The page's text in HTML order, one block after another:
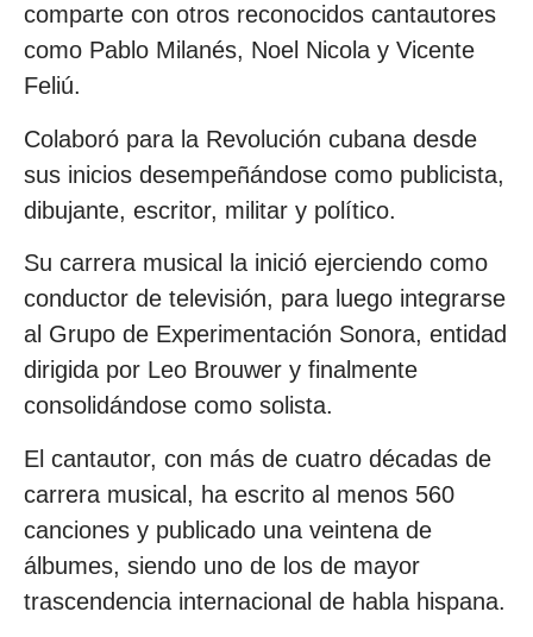
comparte con otros reconocidos cantautores
como Pablo Milanés, Noel Nicola y Vicente
Feliú.
Colaboró para la Revolución cubana desde
sus inicios desempeñándose como publicista,
dibujante, escritor, militar y político.
Su carrera musical la inició ejerciendo como
conductor de televisión, para luego integrarse
al Grupo de Experimentación Sonora, entidad
dirigida por Leo Brouwer y finalmente
consolidándose como solista.
El cantautor, con más de cuatro décadas de
carrera musical, ha escrito al menos 560
canciones y publicado una veintena de
álbumes, siendo uno de los de mayor
trascendencia internacional de habla hispana.